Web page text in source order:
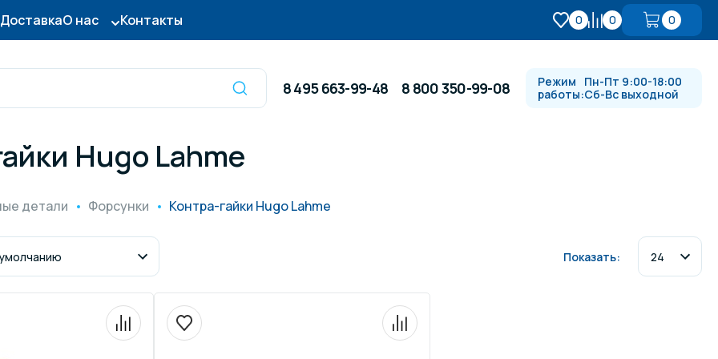
ДоставкаО нас Контакты 0 0 0
Оборудование для
Водопады, водяные пушки и
8 495 663-99-48 8 800 350-99-08
Режим
работы:
Пн-Пт 9:00-18:00
Сб-Вс выходной
Hugo Lahme
детали Форсунки Контра-гайки Hugo Lahme
Показать: